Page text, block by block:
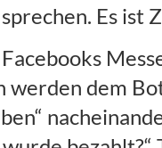
Es ist
werden dem